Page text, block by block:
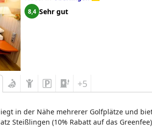
8,4 Sehr gut
+5
in der Nähe mehrerer Golfplätze und
Steißlingen (10% Rabatt auf das